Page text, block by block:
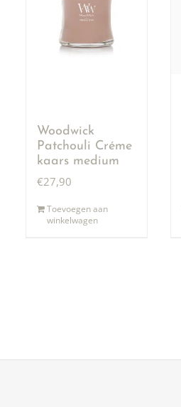
Woodwick
Patchouli Créme
kaars medium
€27,90
Toevoegen aan
winkelwagen